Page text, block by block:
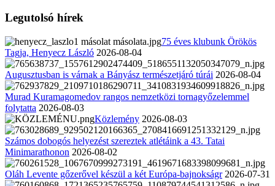
Legutolsó hírek
75 éves klubunk Örökös
Tagja, Henyecz László 2026-08-04
Augusztusban is várnak a Bányász természetjáró túrái 2026-08-04
Murad Kuramagomedov rangos nemzetközi tornagyőzelemmel
folytatta 2026-08-03
Közlemény 2026-08-03
Számos dobogós helyezést szereztek atlétáink a 43. Tatai
Minimarathonon 2026-08-02
Oláh Levente gőzerővel készül a két Európa-bajnokságr 2026-07-31